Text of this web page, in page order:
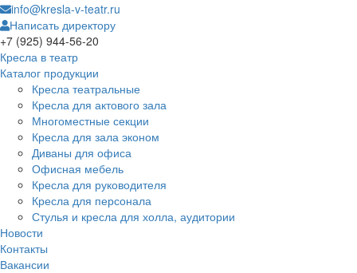
info@kresla-v-teatr.ru
Написать директору
+7 (925) 944-56-20
Кресла в театр
Каталог продукции
Кресла театральные
Кресла для актового зала
Многоместные секции
Кресла для зала эконом
Диваны для офиса
Офисная мебель
Кресла для руководителя
Кресла для персонала
Стулья и кресла для холла, аудитории
Новости
Контакты
Вакансии